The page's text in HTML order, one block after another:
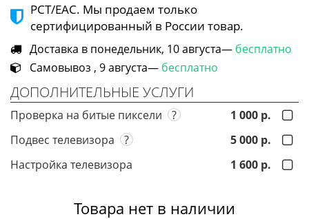
РСТ/ЕАС. Мы продаем только
сертифицированный в России товар.
Доставка в понедельник, 10 августа— бесплатно
Самовывоз , 9 августа— бесплатно
ДОПОЛНИТЕЛЬНЫЕ УСЛУГИ
Проверка на битые пиксели ?
1 000 р.
Подвес телевизора
?
5 000 р.
Настройка телевизора
1 600 р.
Товара нет в наличии